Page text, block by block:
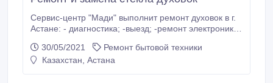
Сервис-центр "Мади" выполнит ремонт духовок в г.
Астане: - диагностика; -выезд; -ремонт электроники;
разумная цена!.
30/05/2021
Ремонт бытовой техники
Казахстан, Астана